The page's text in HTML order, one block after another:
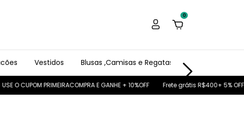
0
Vestidos Blusas ,Camisas e Regatas
PRIMEIRACOMPRA E GANHE + 10%OFF Frete grátis R$400+ 5% OFF no Pix